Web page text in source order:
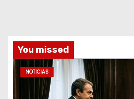
You missed
NOTICIAS